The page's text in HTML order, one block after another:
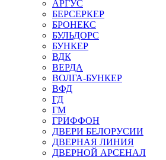
АРГУС
БЕРСЕРКЕР
БРОНЕКС
БУЛЬДОРС
БУНКЕР
ВДК
ВЕРДА
ВОЛГА-БУНКЕР
ВФД
ГД
ГМ
ГРИФФОН
ДВЕРИ БЕЛОРУСИИ
ДВЕРНАЯ ЛИНИЯ
ДВЕРНОЙ АРСЕНАЛ